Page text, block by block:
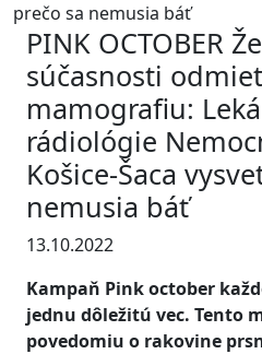
prečo sa nemusia báť
PINK OCTOBER
súčasnosti
mamografiu:
rádiológie
Košice-Šaca
nemusia báť
13.10.2022
Kampaň Pink october
jednu dôležitú vec. Tento
povedomiu o rakovine